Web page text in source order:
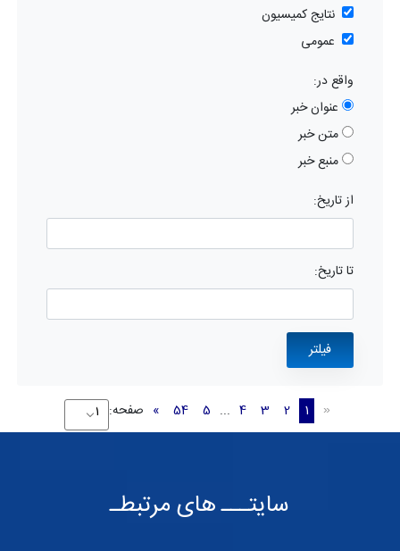
نتایج کمیسیون
عمومی
واقع در:
عنوان خبر
متن خبر
منبع خبر
از تاریخ:
تا تاریخ:
«
1
2
3
4
...
5
54
» صفحه:
سایتـــ های مرتبطـ